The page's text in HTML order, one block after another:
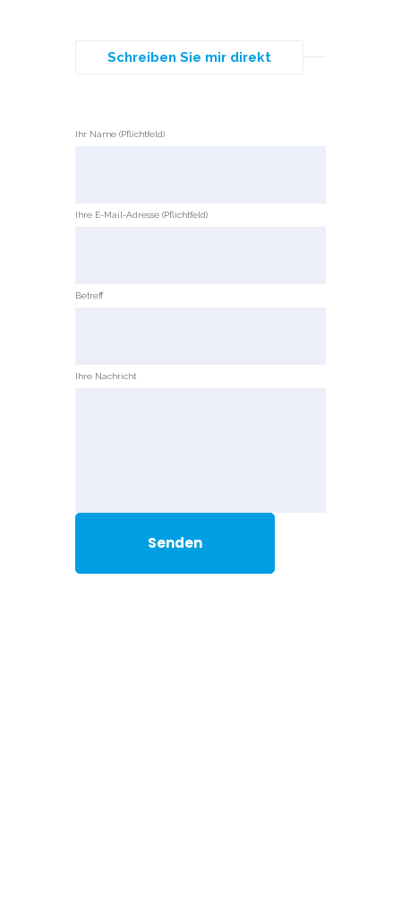
Schreiben Sie mir direkt
Ihr Name (Pflichtfeld)
Ihre E-Mail-Adresse (Pflichtfeld)
Betreff
Ihre Nachricht